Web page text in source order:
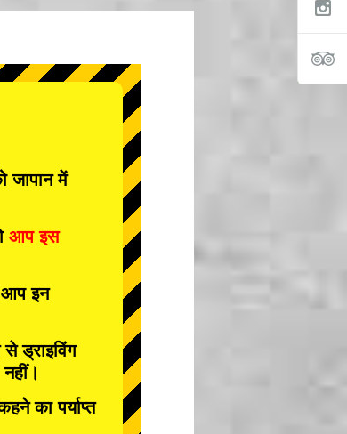
जापान में
आप इस
आप इन
ड्राइविंग
का पर्याप्त